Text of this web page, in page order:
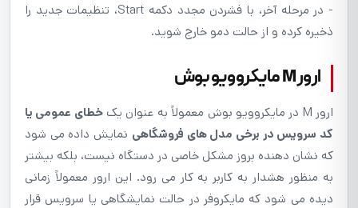
- در مرحله آخر، با فشردن مجدد دکمه Start، تنظیمات جدید را
ذخیره کرده و از حالت دمو خارج شوید.
ارور M مایکروویو بوش
ارور M در مایکروویو بوش معمولاً به عنوان یک
خطای عمومی یا
کد سرویس در برخی مدل های فروشگاهی نمایش داده می شود
که نشان دهنده بروز مشکل خاصی در دستگاه نیست، بلکه بیشتر
به منظور هشدار به کاربر به کار می رود. این ارور معمولاً زمانی
دیده می شود که مایکروفر در حالت نمایشگاهی یا سرویس قرار